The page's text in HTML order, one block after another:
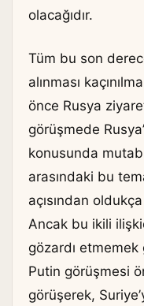
olacağıdır.
Tüm bu son
alınması
önce Rusya
görüşmede
konusunda
arasındaki bu
açısından
Ancak bu ikili
gözardı
Putin görüşmesi
görüşerek,